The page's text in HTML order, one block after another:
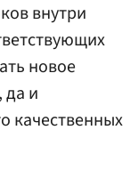
внутри
новое
да и
качественных